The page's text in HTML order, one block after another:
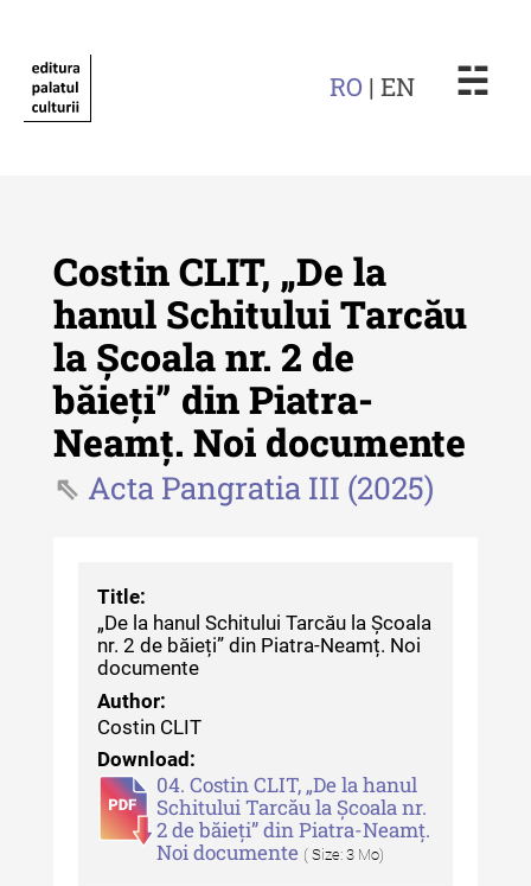
RO | EN ☵
Revista "Cercetări istorice"
Revista "Cercetări istorice" - XLIV
- 2025
Revista "Cercetări istorice" - XLIII
2023
Indexul Complet
Buletinul ”Ioan Neculce” al Muzeului
de Istorie a Moldovei
Buletinul ”Ioan Neculce” al
Muzeului de Istorie a Moldovei -
XXIV / 2018
Costin CLIT, „De la
hanul Schitului Tarcău
la Școala nr. 2 de
băieți” din Piatra-
Neamț. Noi documente
Acta Pangratia III (2025)
Title:
„De la hanul Schitului Tarcău la Școala
nr. 2 de băieți” din Piatra-Neamț. Noi
documente
Author:
Costin CLIT
Download:
04. Costin CLIT, „De la hanul
Schitului Tarcău la Școala nr.
2 de băieți” din Piatra-Neamț.
Noi documente ( Size: 3 Mo)